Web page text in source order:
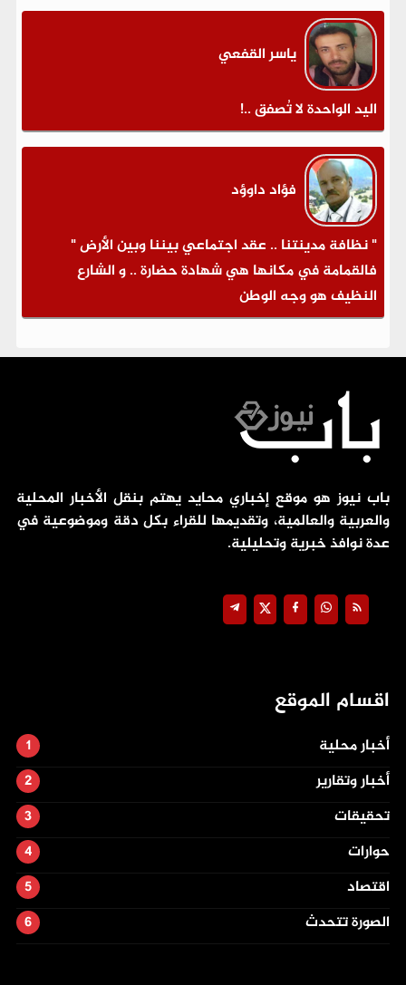
ياسر القفعي
اليد الواحدة لا تُصفق ..!
فؤاد داوؤد
" نظافة مدينتنا .. عقد اجتماعي بيننا وبين الأرض "
فالقمامة في مكانها هي شهادة حضارة .. و الشارع
النظيف هو وجه الوطن
باب نيوز هو موقع إخباري محايد يهتم بنقل الأخبار المحلية
والعربية والعالمية، وتقديمها للقراء بكل دقة وموضوعية في
عدة نوافذ خبرية وتحليلية.
اقسام الموقع
أخبار محلية
أخبار وتقارير
تحقيقات
حوارات
اقتصاد
الصورة تتحدث